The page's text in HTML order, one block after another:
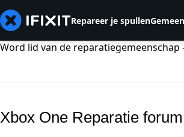
Repareer je spullen
Word lid van de reparatiegemeenschap
Xbox One Reparatie forum